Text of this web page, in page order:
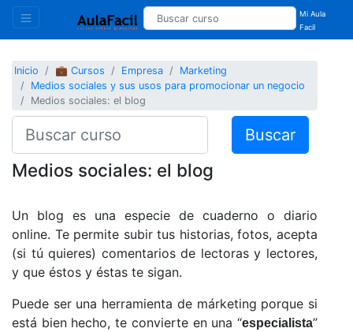
Mi Aula
Facil
Inicio 💼 Cursos Empresa
Marketing
Medios sociales y sus usos para promocionar un negocio
Medios sociales: el blog
Buscar
Medios sociales: el blog
Un blog es una especie de cuaderno o diario
online. Te permite subir tus historias, fotos, acepta
(si tú quieres) comentarios de lectoras y lectores,
y que éstos y éstas te sigan.
Puede ser una herramienta de márketing porque si
está bien hecho, te convierte en una “especialista”